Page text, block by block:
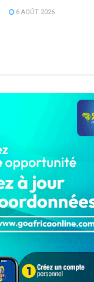
6 AOÛT 2026